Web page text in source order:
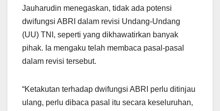
Jauharudin menegaskan, tidak ada potensi
dwifungsi ABRI dalam revisi Undang-Undang
(UU) TNI, seperti yang dikhawatirkan banyak
pihak. Ia mengaku telah membaca pasal-pasal
dalam revisi tersebut.
“Ketakutan terhadap dwifungsi ABRI perlu ditinjau
ulang, perlu dibaca pasal itu secara keseluruhan,